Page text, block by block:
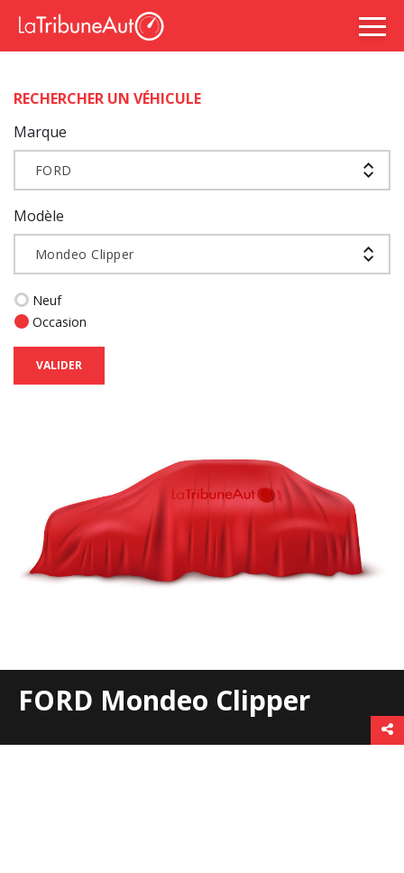
RECHERCHER UN VÉHICULE
Marque
FORD
Modèle
Mondeo Clipper
Neuf
Occasion
VALIDER
FORD Mondeo Clipper